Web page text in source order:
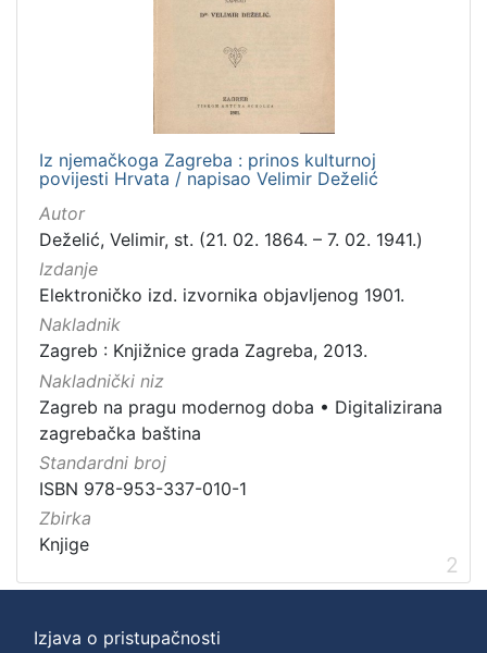
Iz njemačkoga Zagreba : prinos kulturnoj
povijesti Hrvata / napisao Velimir Deželić
Autor
Deželić, Velimir, st. (21. 02. 1864. – 7. 02. 1941.)
Izdanje
Elektroničko izd. izvornika objavljenog 1901.
Nakladnik
Zagreb : Knjižnice grada Zagreba, 2013.
Nakladnički niz
Zagreb na pragu modernog doba • Digitalizirana
zagrebačka baština
Standardni broj
ISBN 978-953-337-010-1
Zbirka
Knjige
2
Izjava o pristupačnosti